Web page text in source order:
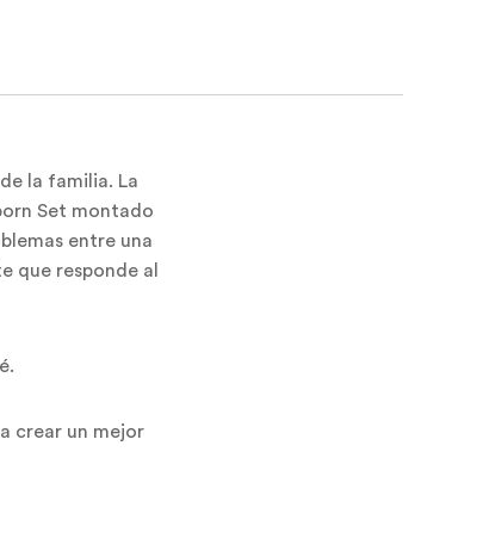
la familia. La
Set montado
entre una
que responde al
crear un mejor